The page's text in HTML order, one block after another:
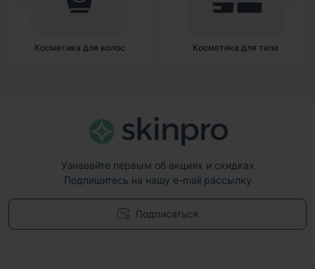
для волос Косметика для тела
Узнавайте первым об акциях и скидках
Подпишитесь на нашу e-mail рассылку
Подписаться